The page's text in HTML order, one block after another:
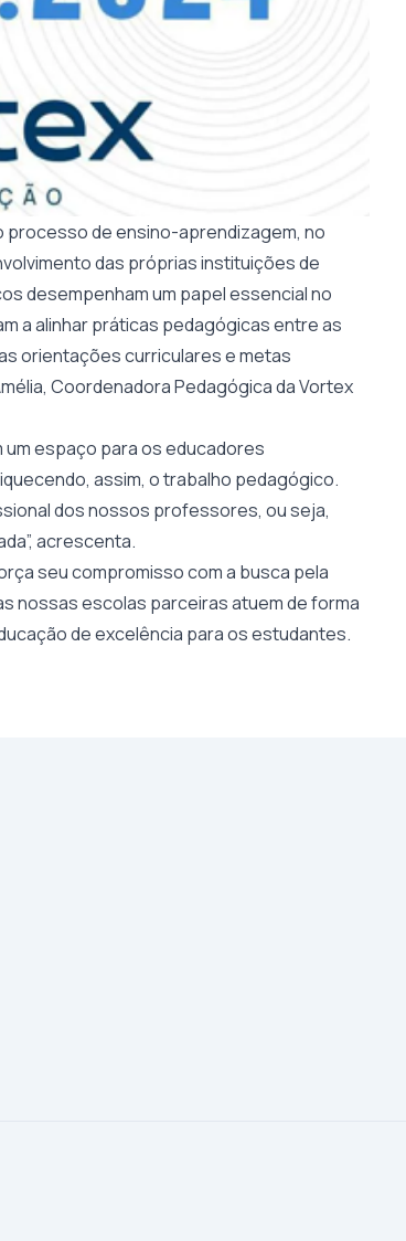
processo de ensino-aprendizagem, no
das próprias instituições de
desempenham um papel essencial no
a alinhar práticas pedagógicas entre as
orientações curriculares e metas
Coordenadora Pedagógica da Vortex
espaço para os educadores
assim, o trabalho pedagógico.
dos nossos professores, ou seja,
acrescenta.
seu compromisso com a busca pela
nossas escolas parceiras atuem de forma
de excelência para os estudantes.